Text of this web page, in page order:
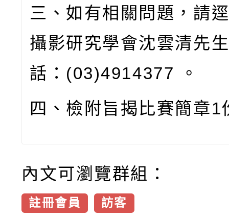
三、如有相關問題，請
攝影研究學會沈雲清先
話： (03)4914377
。
四、檢附旨揭比賽簡章1
內文可瀏覽群組：
註冊會員 訪客